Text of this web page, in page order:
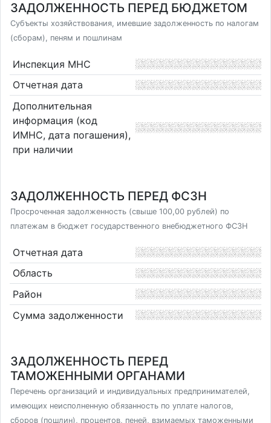
ЗАДОЛЖЕННОСТЬ ПЕРЕД БЮДЖЕТОМ
Субъекты хозяйствования, имевшие задолженность по налогам
(сборам), пеням и пошлинам
Инспекция МНС
Отчетная дата
Дополнительная
информация (код
ИМНС, дата погашения),
при наличии
ЗАДОЛЖЕННОСТЬ ПЕРЕД ФСЗН
Просроченная задолженность (свыше 100,00 рублей) по
платежам в бюджет государственного внебюджетного ФСЗН
Отчетная дата
Область
Район
Сумма задолженности
ЗАДОЛЖЕННОСТЬ ПЕРЕД
ТАМОЖЕННЫМИ ОРГАНАМИ
Перечень организаций и индивидуальных предпринимателей,
имеющих неисполненную обязанность по уплате налогов,
сборов (пошлин), процентов, пеней, взимаемых таможенными